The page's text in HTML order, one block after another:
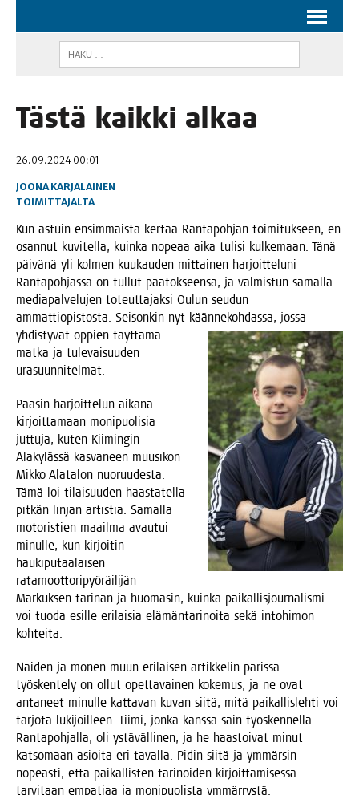
Täs­tä kaik­ki alkaa
26.09.2024 00:01
JOONA KARJALAINEN
TOIMITTAJALTA
Kun astuin ensim­mäis­tä ker­taa Ran­ta­poh­jan toi­mi­tuk­seen, en
osan­nut kuvi­tel­la, kuin­ka nope­aa aika tuli­si kul­ke­maan. Tänä
päi­vä­nä yli kol­men kuu­kau­den mit­tai­nen har­joit­te­lu­ni
Ran­ta­poh­jas­sa on tul­lut pää­tök­seen­sä, ja val­mis­tun samal­la
media­pal­ve­lu­jen toteut­ta­jak­si Oulun seu­dun
ammat­tio­pis­tos­ta. Sei­son­kin nyt kään­ne­koh­das­sa, jos­sa
yhdis­tyvät oppien täyt­tä­mä
mat­ka ja tule­vai­suu­den
urasuunnitelmat.
Pää­sin har­joit­te­lun aika­na
kir­joit­ta­maan moni­puo­li­sia
jut­tu­ja, kuten Kii­min­gin
Ala­ky­läs­sä kas­va­neen muusi­kon
Mik­ko Ala­ta­lon nuo­ruu­des­ta.
Tämä loi tilai­suu­den haas­ta­tel­la
pit­kän lin­jan artis­tia. Samal­la
moto­ris­tien maa­il­ma avau­tui
minul­le, kun kir­joi­tin
hau­ki­pu­taa­lai­sen
rata­moot­to­ri­pyö­räi­li­jän
Mar­kuk­sen tari­nan ja huo­ma­sin, kuin­ka pai­kal­lis­jour­na­lis­mi
voi tuo­da esil­le eri­lai­sia elä­män­ta­ri­noi­ta sekä into­hi­mon
kohteita.
Näi­den ja monen muun eri­lai­sen artik­ke­lin paris­sa
työs­ken­te­ly on ollut opet­ta­vai­nen koke­mus, ja ne ovat
anta­neet minul­le kat­ta­van kuvan sii­tä, mitä pai­kal­lis­leh­ti voi
tar­jo­ta luki­joil­leen. Tii­mi, jon­ka kans­sa sain työs­ken­nel­lä
Ran­ta­poh­jal­la, oli ystä­väl­li­nen, ja he haas­toi­vat minut
kat­so­maan asioi­ta eri taval­la. Pidin sii­tä ja ymmär­sin
nopeas­ti, että pai­kal­lis­ten tari­noi­den kir­joit­ta­mi­ses­sa
tar­vi­taan empa­ti­aa ja moni­puo­lis­ta ymmärrystä.